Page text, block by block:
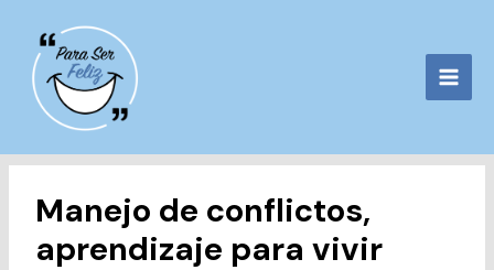
contenido
Manejo de conflictos,
aprendizaje para vivir